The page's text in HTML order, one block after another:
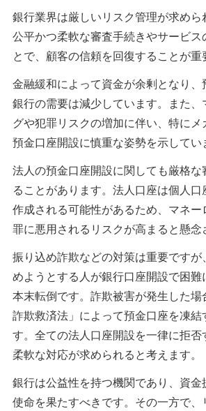
銀行業界は厳しいリスク管理が求めら
公平かつ柔軟な審査手続きやサービス
とで、顧客の信頼を回復することが重
金融緩和によって資金が余剰となり、
銀行の需要は減少しています。また
グや犯罪リスクの増加に伴い、特に
預金口座開設に慎重な姿勢を示してい
法人の預金口座開設に関しても厳格
ることがあります。法人口座は個人
作成される可能性があるため、マネ
罪に悪用されるリスクが高まると懸念
振り込め詐欺などの対策は重要です
めようとする人が銀行口座開設で困
本末転倒です。詐欺被害が発生した
詐欺救済法」によって預金口座を凍結
す。全ての法人口座開設を一律に拒否
柔軟な対応が求められると考えます。
銀行は公益性を持つ機関であり、資
使命を果たすべきです。その一方で